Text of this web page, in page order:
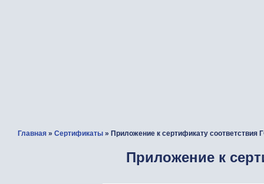
Главная » Сертификаты » Приложение к сертификату соответствия
Приложение к